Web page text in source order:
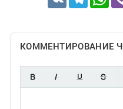
КОММЕНТИРОВАНИЕ